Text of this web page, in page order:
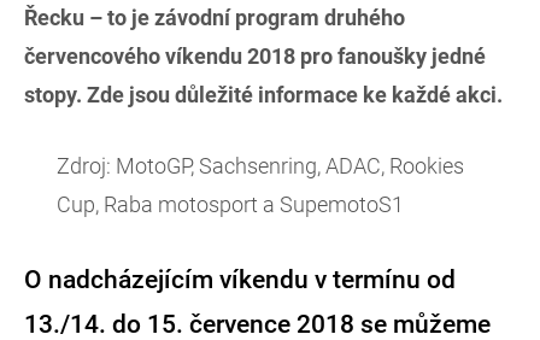
Řecku – to je závodní program druhého
červencového víkendu 2018 pro fanoušky jedné
stopy. Zde jsou důležité informace ke každé akci.
Zdroj: MotoGP, Sachsenring, ADAC, Rookies
Cup, Raba motosport a SupemotoS1
O nadcházejícím víkendu v termínu od
13./14. do 15. července 2018 se můžeme